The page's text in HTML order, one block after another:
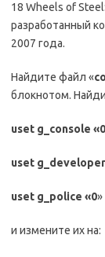
18 Wheels of
разработанный
2007 года.
Найдите файл «
блокнотом.
uset g_console
uset
uset g_police «0»
и измените их на: